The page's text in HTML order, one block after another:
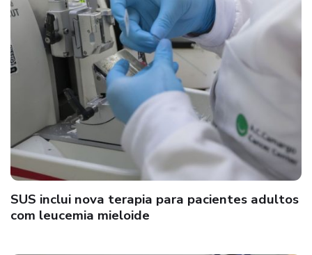
SUS inclui nova terapia para pacientes adultos
com leucemia mieloide